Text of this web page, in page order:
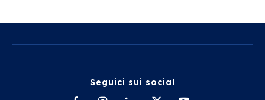
Seguici sui social